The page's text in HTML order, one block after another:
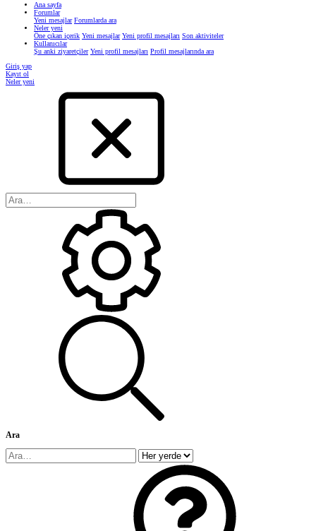
Ana sayfa
Forumlar
Yeni mesajlar Forumlarda ara
Neler yeni
Öne çıkan içerik Yeni mesajlar Yeni profil mesajları Son aktiviteler
Kullanıcılar
Şu anki ziyaretçiler Yeni profil mesajları Profil mesajlarında ara
Giriş yap
Kayıt ol
Neler yeni
Ara